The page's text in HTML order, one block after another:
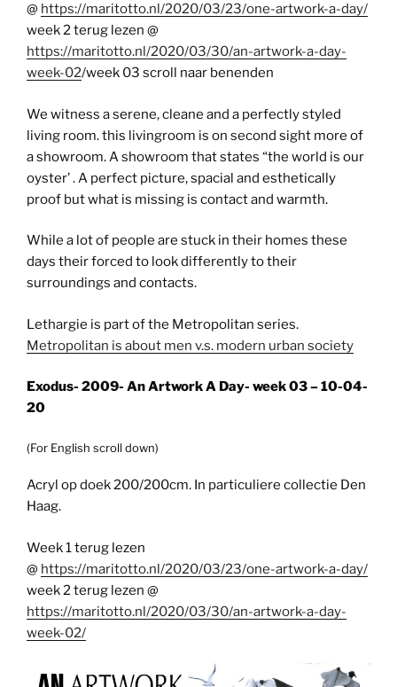
@ https://maritotto.nl/2020/03/23/one-artwork-a-day/
week 2 terug lezen @
https://maritotto.nl/2020/03/30/an-artwork-a-day-
week-02/week 03 scroll naar benenden
We witness a serene, cleane and a perfectly styled
living room. this livingroom is on second sight more of
a showroom. A showroom that states “the world is our
oyster’ . A perfect picture, spacial and esthetically
proof but what is missing is contact and warmth.
While a lot of people are stuck in their homes these
days their forced to look differently to their
surroundings and contacts.
Lethargie is part of the Metropolitan series.
Metropolitan is about men v.s. modern urban society
Exodus- 2009- An Artwork A Day- week 03 – 10-04-
20
(For English scroll down)
Acryl op doek 200/200cm. In particuliere collectie Den
Haag.
Week 1 terug lezen
@ https://maritotto.nl/2020/03/23/one-artwork-a-day/
week 2 terug lezen @
https://maritotto.nl/2020/03/30/an-artwork-a-day-
week-02/